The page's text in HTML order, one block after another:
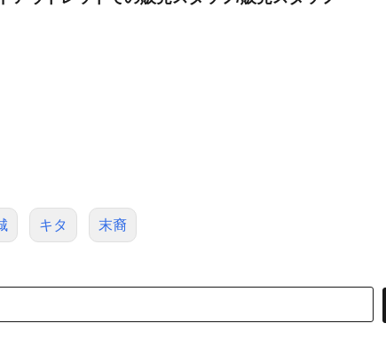
キタ 末裔